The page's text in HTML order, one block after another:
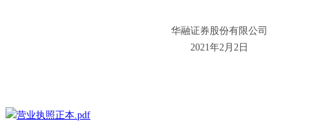
华融证券股份有限公司
2021年2月2日
营业执照正本.pdf